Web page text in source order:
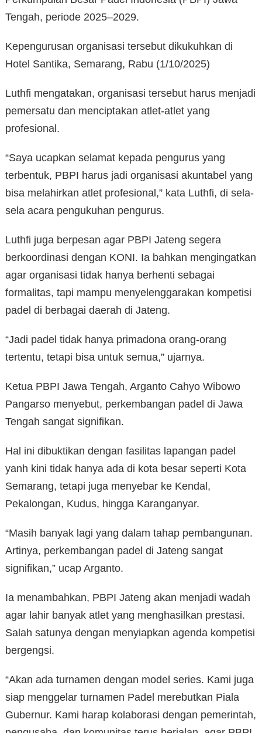
Tengah, periode 2025–2029.
Kepengurusan organisasi tersebut dikukuhkan di
Hotel Santika, Semarang, Rabu (1/10/2025)
Luthfi mengatakan, organisasi tersebut harus menjadi
pemersatu dan menciptakan atlet-atlet yang
profesional.
“Saya ucapkan selamat kepada pengurus yang
terbentuk, PBPI harus jadi organisasi akuntabel yang
bisa melahirkan atlet profesional,” kata Luthfi, di sela-
sela acara pengukuhan pengurus.
Luthfi juga berpesan agar PBPI Jateng segera
berkoordinasi dengan KONI. Ia bahkan mengingatkan
agar organisasi tidak hanya berhenti sebagai
formalitas, tapi mampu menyelenggarakan kompetisi
padel di berbagai daerah di Jateng.
“Jadi padel tidak hanya primadona orang-orang
tertentu, tetapi bisa untuk semua,” ujarnya.
Ketua PBPI Jawa Tengah, Arganto Cahyo Wibowo
Pangarso menyebut, perkembangan padel di Jawa
Tengah sangat signifikan.
Hal ini dibuktikan dengan fasilitas lapangan padel
yanh kini tidak hanya ada di kota besar seperti Kota
Semarang, tetapi juga menyebar ke Kendal,
Pekalongan, Kudus, hingga Karanganyar.
“Masih banyak lagi yang dalam tahap pembangunan.
Artinya, perkembangan padel di Jateng sangat
signifikan,” ucap Arganto.
Ia menambahkan, PBPI Jateng akan menjadi wadah
agar lahir banyak atlet yang menghasilkan prestasi.
Salah satunya dengan menyiapkan agenda kompetisi
bergengsi.
“Akan ada turnamen dengan model series. Kami juga
siap menggelar turnamen Padel merebutkan Piala
Gubernur. Kami harap kolaborasi dengan pemerintah,